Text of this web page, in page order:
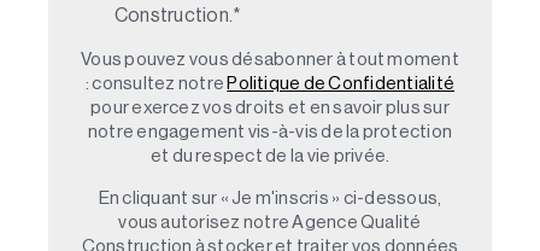
Construction. *
Vous pouvez vous désabonner à tout moment
: consultez notre Politique de Confidentialité
pour exercez vos droits et en savoir plus sur
notre engagement vis-à-vis de la protection
et du respect de la vie privée.
En cliquant sur « Je m'inscris » ci-dessous,
vous autorisez notre Agence Qualité
Construction à stocker et traiter vos données